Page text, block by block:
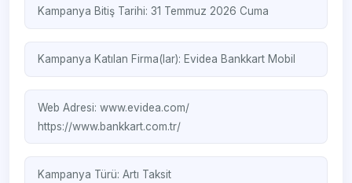
Kampanya Bitiş Tarihi: 31 Temmuz 2026 Cuma
Kampanya Katılan Firma(lar): Evidea Bankkart Mobil
Web Adresi:www.evidea.com/‎
https://www.bankkart.com.tr/
Kampanya Türü:Artı Taksit